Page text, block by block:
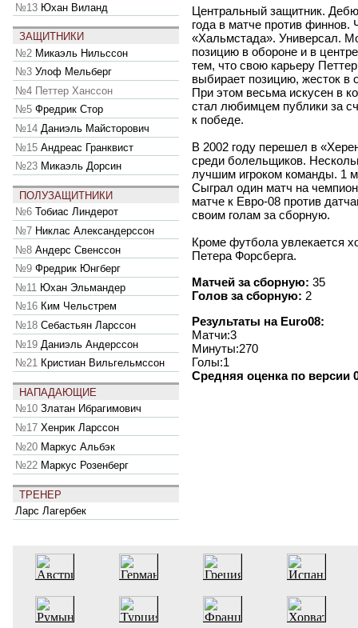
№13 Юхан Виланд
ЗАЩИТНИКИ
№2 Микаэль Нильссон
№3 Улоф Мельберг
№4 Петтер Ханссон
№5 Фредрик Стор
№14 Даниэль Майсторович
№15 Андреас Гранквист
№23 Микаэль Дорсин
ПОЛУЗАЩИТНИКИ
№6 Тобиас Линдерот
№7 Никлас Александерссон
№8 Андерс Свенссон
№9 Фредрик Юнгберг
№11 Юхан Эльмандер
№16 Ким Чельстрем
№18 Себастьян Ларссон
№19 Даниэль Андерссон
№21 Кристиан Вильгельмссон
НАПАДАЮЩИЕ
№10 Златан Ибрагимович
№17 Хенрик Ларссон
№20 Маркус Альбэк
№22 Маркус Розенберг
ТРЕНЕР
Ларс Лагербек
Центральный защитник.
года в матче против
«Хальмстада». Универсал.
позицию в обороне и в
тем, что свою карьеру
выбирает позицию, жесток в
При этом весьма искусен в
стал любимцем публики за
к победе.
В 2002 году перешел в
среди болельщиков.
лучшим игроком команды. 1
Сыграл один матч на
матче к Евро-08 против
своим голам за сборную.
Кроме футбола увлекается
Петера Форсберга.
Матчей за сборную: 35
Голов за сборную: 2
Результаты на Euro08:
Матчи:3
Минуты:270
Голы:1
Средняя оценка по версии